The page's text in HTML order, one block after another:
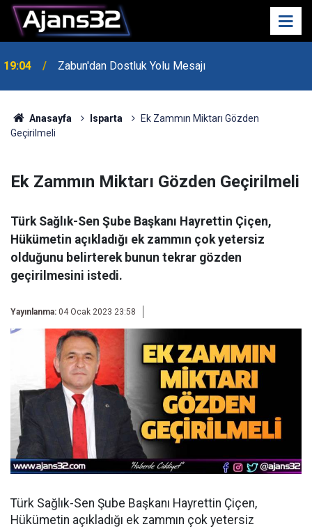
19:04 Zabun'dan Dostluk Yolu Mesajı
Anasayfa Isparta
Ek Zammın Miktarı Gözden
Geçirilmeli
Ek Zammın Miktarı Gözden Geçirilmeli
Türk Sağlık-Sen Şube Başkanı Hayrettin Çiçen,
Hükümetin açıkladığı ek zammın çok yetersiz
olduğunu belirterek bunun tekrar gözden
geçirilmesini istedi.
Yayınlanma: 04 Ocak 2023 23:58
Türk Sağlık-Sen Şube Başkanı Hayrettin Çiçen,
Hükümetin açıkladığı ek zammın çok yetersiz